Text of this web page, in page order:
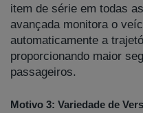
item de série em todas
avançada monitora o
automaticamente a
proporcionando maior
passageiros.
Motivo 3: Variedade de